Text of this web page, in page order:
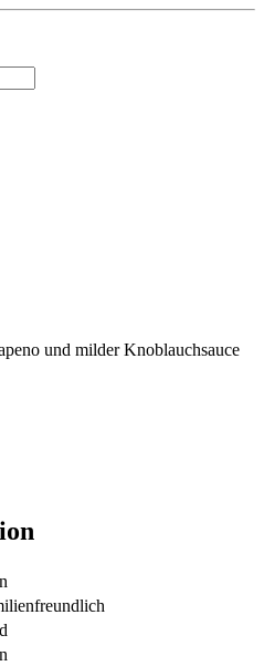
und milder Knoblauchsauce